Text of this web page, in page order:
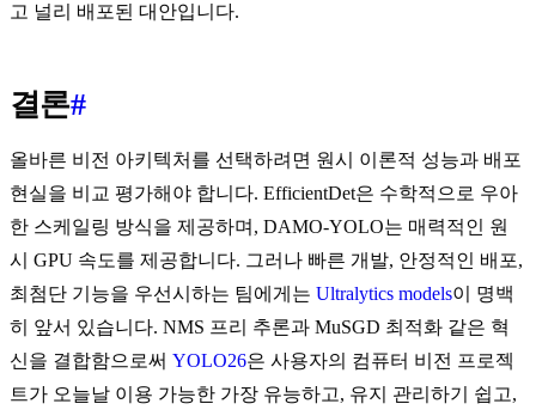
고 널리 배포된 대안입니다.
결론#
올바른 비전 아키텍처를 선택하려면 원시 이론적 성능과 배포
현실을 비교 평가해야 합니다. EfficientDet은 수학적으로 우아
한 스케일링 방식을 제공하며, DAMO-YOLO는 매력적인 원
시 GPU 속도를 제공합니다. 그러나 빠른 개발, 안정적인 배포,
최첨단 기능을 우선시하는 팀에게는 Ultralytics models이 명백
히 앞서 있습니다. NMS 프리 추론과 MuSGD 최적화 같은 혁
신을 결합함으로써 YOLO26은 사용자의 컴퓨터 비전 프로젝
트가 오늘날 이용 가능한 가장 유능하고, 유지 관리하기 쉽고,